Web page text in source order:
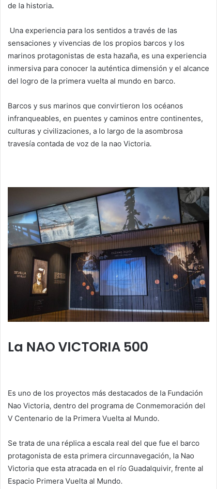
de la historia.
Una experiencia para los sentidos a través de las
sensaciones y vivencias de los propios barcos y los
marinos protagonistas de esta hazaña, es una experiencia
inmersiva para conocer la auténtica dimensión y el alcance
del logro de la primera vuelta al mundo en barco.
Barcos y sus marinos que convirtieron los océanos
infranqueables, en puentes y caminos entre continentes,
culturas y civilizaciones, a lo largo de la asombrosa
travesía contada de voz de la nao Victoria.
La NAO VICTORIA 500
Es uno de los proyectos más destacados de la Fundación
Nao Victoria, dentro del programa de Conmemoración del
V Centenario de la Primera Vuelta al Mundo.
Se trata de una réplica a escala real del que fue el barco
protagonista de esta primera circunnavegación, la Nao
Victoria que esta atracada en el río Guadalquivir, frente al
Espacio Primera Vuelta al Mundo.